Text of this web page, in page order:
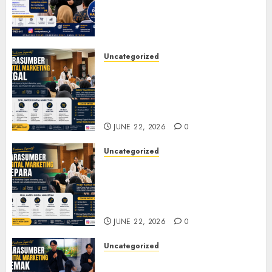
Uncategorized
JUNE 22, 2026 0
Uncategorized
JUNE 22, 2026 0
Uncategorized